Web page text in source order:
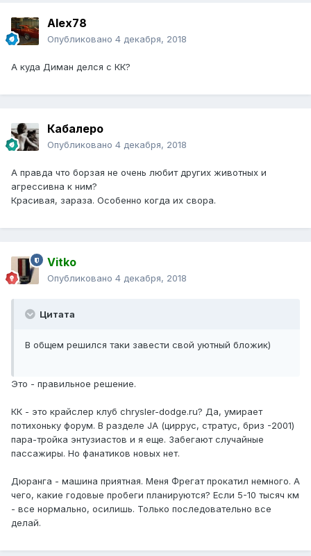
Alex78
Опубликовано 4 декабря, 2018
А куда Диман делся с КК?
Кабалеро
Опубликовано 4 декабря, 2018
А правда что борзая не очень любит других животных и
агрессивна к ним?
Красивая, зараза. Особенно когда их свора.
Vitko
Опубликовано 4 декабря, 2018
Цитата
В общем решился таки завести свой уютный бложик)
Это - правильное решение.
КК - это крайслер клуб chrysler-dodge.ru? Да, умирает
потихоньку форум. В разделе JA (циррус, стратус, бриз -2001)
пара-тройка энтузиастов и я еще. Забегают случайные
пассажиры. Но фанатиков новых нет.
Дюранга - машина приятная. Меня Фрегат прокатил немного. А
чего, какие годовые пробеги планируются? Если 5-10 тысяч км
- все нормально, осилишь. Только последовательно все
делай.